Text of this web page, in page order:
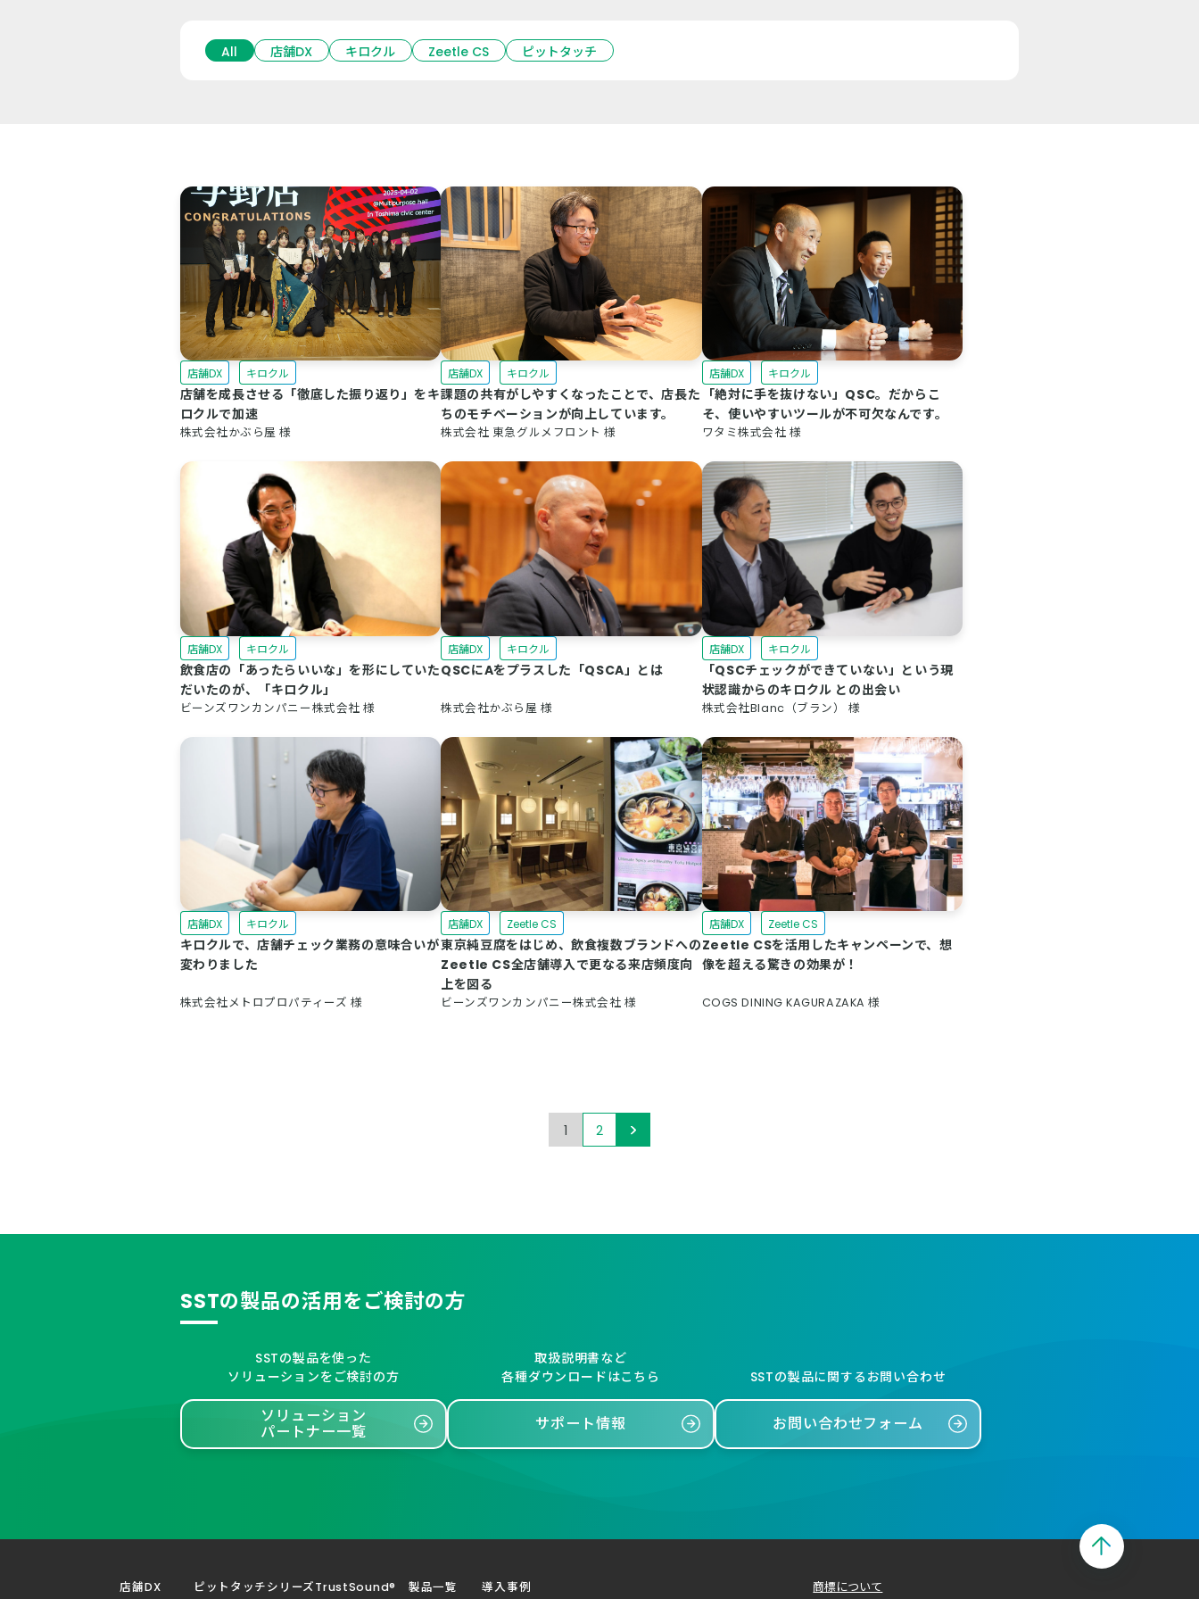
All 店舗DX キロクル Zeetle CS ピットタッチ
店舗DX キロクル
店舗を成長させる「徹底した振り返り」をキ
ロクルで加速
株式会社かぶら屋 様
店舗DX キロクル
課題の共有がしやすくなったことで、店長た
ちのモチベーションが向上しています。
株式会社 東急グルメフロント 様
店舗DX キロクル
「絶対に手を抜けない」QSC。だからこ
そ、使いやすいツールが不可欠なんです。
ワタミ株式会社 様
店舗DX キロクル
飲食店の「あったらいいな」を形にしていた
だいたのが、「キロクル」
ビーンズワンカンパニー株式会社 様
店舗DX キロクル
QSCにAをプラスした「QSCA」とは
株式会社かぶら屋 様
店舗DX キロクル
「QSCチェックができていない」という現
状認識からのキロクル との出会い
株式会社Blanc（ブラン） 様
店舗DX キロクル
キロクルで、店舗チェック業務の意味合いが
変わりました
株式会社メトロプロパティーズ 様
店舗DX Zeetle CS
東京純豆腐をはじめ、飲食複数ブランドへの
Zeetle CS全店舗導入で更なる来店頻度向
上を図る
ビーンズワンカンパニー株式会社 様
店舗DX Zeetle CS
Zeetle CSを活用したキャンペーンで、想
像を超える驚きの効果が！
COGS DINING KAGURAZAKA 様
1 2
SSTの製品の活用をご検討の方
SSTの製品を使った
ソリューションをご検討の方
ソリューション
パートナー一覧
取扱説明書など
各種ダウンロードはこちら
サポート情報
SSTの製品に関するお問い合わせ
お問い合わせフォーム
店舗DX ピットタッチシリーズTrustSound® 製品一覧 導入事例 商標について